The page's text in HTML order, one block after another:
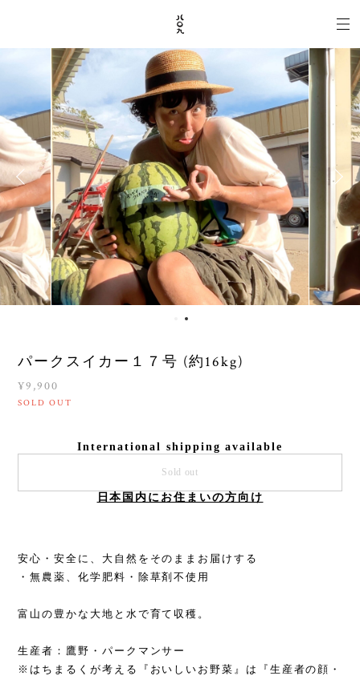
パークスイカー１７号 (約16kg)
¥9,900
SOLD OUT
International shipping available
Sold out
日本国内にお住まいの方向け
安心・安全に、大自然をそのままお届けする
・無農薬、化学肥料・除草剤不使用
富山の豊かな大地と水で育て収穫。
生産者：鷹野・パークマンサー
※はちまるくが考える『おいしいお野菜』は『生産者の顔・